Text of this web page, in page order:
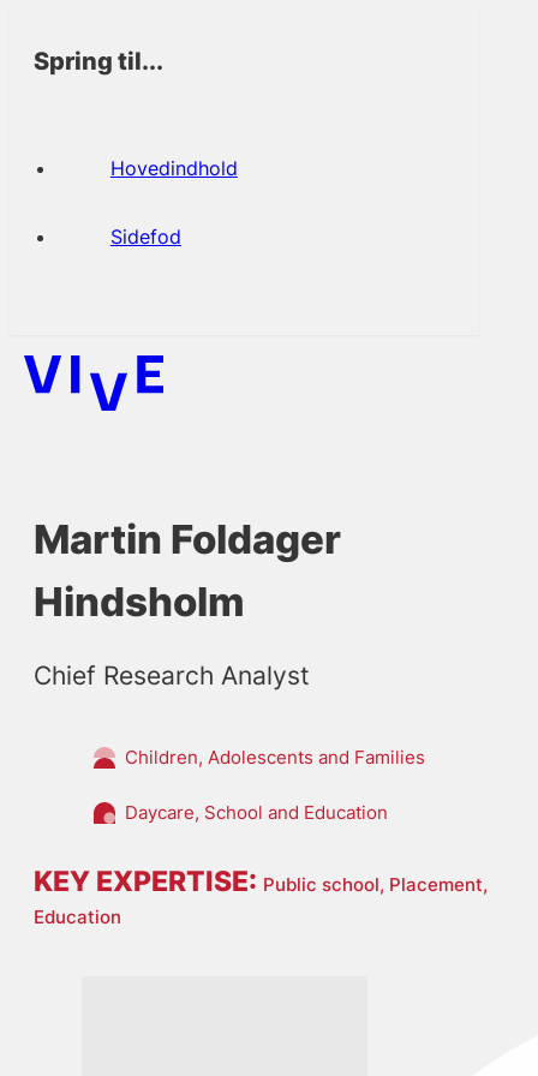
Spring til...
Hovedindhold
Sidefod
Martin Foldager
Hindsholm
Chief Research Analyst
Children, Adolescents and Families
Daycare, School and Education
KEY EXPERTISE: Public school, Placement,
Education